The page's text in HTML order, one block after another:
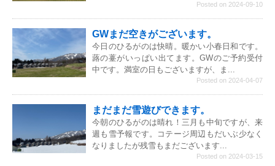
Posted on 2024-09-10
GWまだ空きがございます。
今日のひるがのは快晴。暖かい小春日和です。
蕗の薹がいっぱい出てます。GWのご予約受付
中です。満室の日もございますが、ま...
Posted on 2024-04-07
まだまだ雪遊びできます。
今朝のひるがのは晴れ！三月も中旬ですが、来
週も雪予報です。コテージ周辺もだいぶ少なく
なりましたが残雪もまだございます...
Posted on 2024-03-15